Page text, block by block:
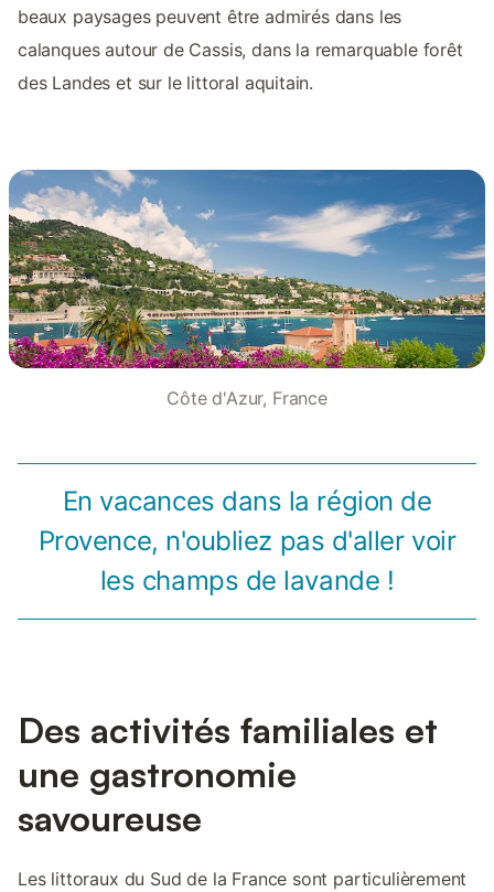
beaux paysages peuvent être admirés dans les
calanques autour de Cassis, dans la remarquable forêt
des Landes et sur le littoral aquitain.
Côte d'Azur, France
En vacances dans la région de
Provence, n'oubliez pas d'aller voir
les champs de lavande !
Des activités familiales et
une gastronomie
savoureuse
Les littoraux du Sud de la France sont particulièrement